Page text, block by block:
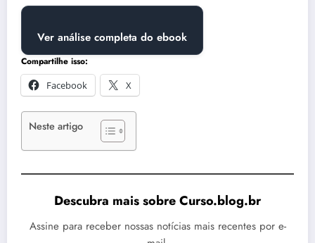
Ver análise completa do ebook
Compartilhe isso:
Facebook
X
Neste artigo
Descubra mais sobre Curso.blog.br
Assine para receber nossas notícias mais recentes por e-